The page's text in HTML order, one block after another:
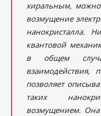
хиральным, можно
возмущение
нанокристалла.
квантовой
в общем
взаимодействия,
позволяет
таких
возмущением.